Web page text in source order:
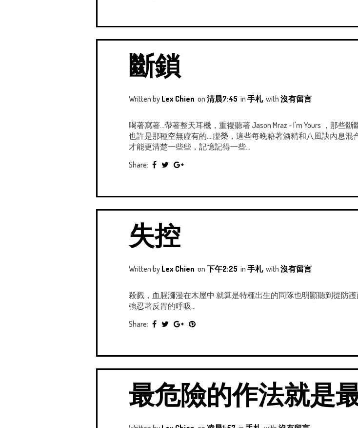
斷鎖
Written by Lex Chien on 清晨7:45 in 手札with 沒有留言
喝著寫著...帶著整天耳機，重複聽著 Jason Mraz - I'm Yours ，那些
也許是那種空無虛有的....虛榮，這些每晚藉著酒精和八風訣內息
才能更清楚一些些，記憶記得一些...
Share:
失控
Written by Lex Chien on 下午2:25 in 手札with 沒有留言
殺戮，血腥瀰漫在木屋中 就算是特種出生的同隊也明顯聽到從防
強忍著反胃的呼吸...
Share:
最危險的作法就是